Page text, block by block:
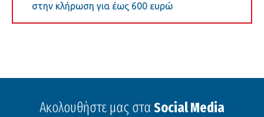
στην κλήρωση για έως 600 ευρώ
Ακολουθήστε μας στα Social Media